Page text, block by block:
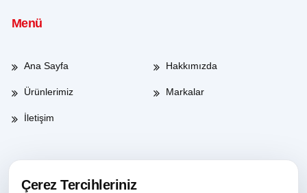
Menü
Ana Sayfa Hakkımızda
Ürünlerimiz Markalar
İletişim
Çalışma Saatleri
Çerez Tercihleriniz